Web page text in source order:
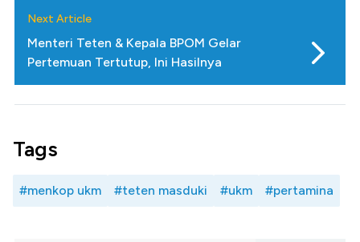
Next Article
Menteri Teten & Kepala BPOM Gelar
Pertemuan Tertutup, Ini Hasilnya
Tags
#menkop ukm #teten masduki #ukm #pertamina